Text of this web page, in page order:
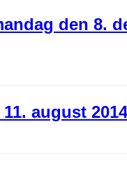
den 8.
august 2014